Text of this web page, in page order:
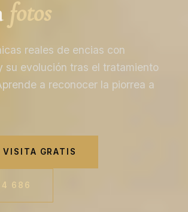
fotos
reales de encias con
su evolución tras el tratamiento
a reconocer la piorrea a
VISITA GRATIS
686